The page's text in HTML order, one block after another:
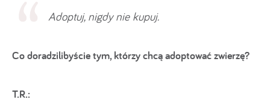
Adoptuj, nigdy nie kupuj.
Co doradzilibyście tym, którzy chcą adoptować zwierzę?
T.R.: